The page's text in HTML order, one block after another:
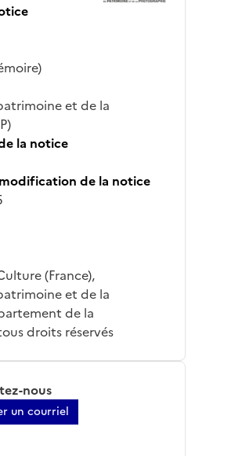
et de la
la notice
de la notice
(France),
et de la
de la
droits réservés
nous
un courriel